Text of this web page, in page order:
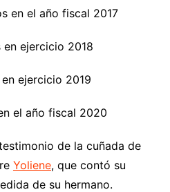
en el año fiscal 2017
ejercicio 2018
ejercicio 2019
el año fiscal 2020
de la cuñada de
Yoliene, que contó su
de su hermano.